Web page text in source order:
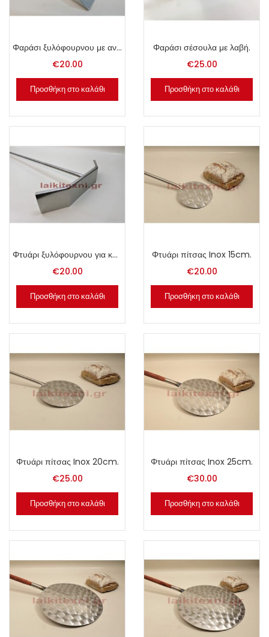
Φαράσι ξυλόφουρνου με ανοξείδωτη σωλήνα.
€20.00
Προσθήκη στο καλάθι
Φαράσι σέσουλα με λαβή.
€25.00
Προσθήκη στο καλάθι
Φτυάρι ξυλόφουρνου για κάρβουνα ανοξείδωτο
€20.00
Προσθήκη στο καλάθι
Φτυάρι πίτσας Inox 15cm.
€20.00
Προσθήκη στο καλάθι
Φτυάρι πίτσας Inox 20cm.
€25.00
Προσθήκη στο καλάθι
Φτυάρι πίτσας Inox 25cm.
€30.00
Προσθήκη στο καλάθι